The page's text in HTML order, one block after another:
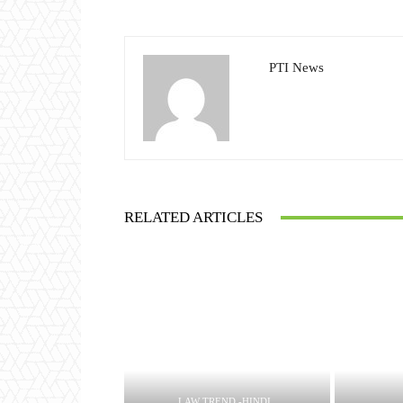
PTI News
RELATED ARTICLES